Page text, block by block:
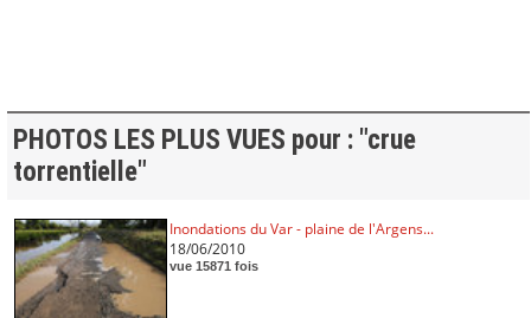
PHOTOS LES PLUS VUES pour : "crue
torrentielle"
Inondations du Var - plaine de l'Argens...
18/06/2010
vue 15871 fois